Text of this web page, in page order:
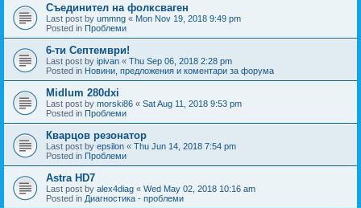
Съединител на фолксваген
Last post by ummng « Mon Nov 19, 2018 9:49 pm
Posted in Проблеми
6-ти Септември!
Last post by ipivan « Thu Sep 06, 2018 2:28 pm
Posted in Новини, предложения и коментари за форума
Midlum 280dxi
Last post by morski86 « Sat Aug 11, 2018 9:53 pm
Posted in Проблеми
Кварцов резонатор
Last post by epsilon « Thu Jun 14, 2018 7:54 pm
Posted in Проблеми
Astra HD7
Last post by alex4diag « Wed May 02, 2018 10:16 am
Posted in Диагностика - проблеми